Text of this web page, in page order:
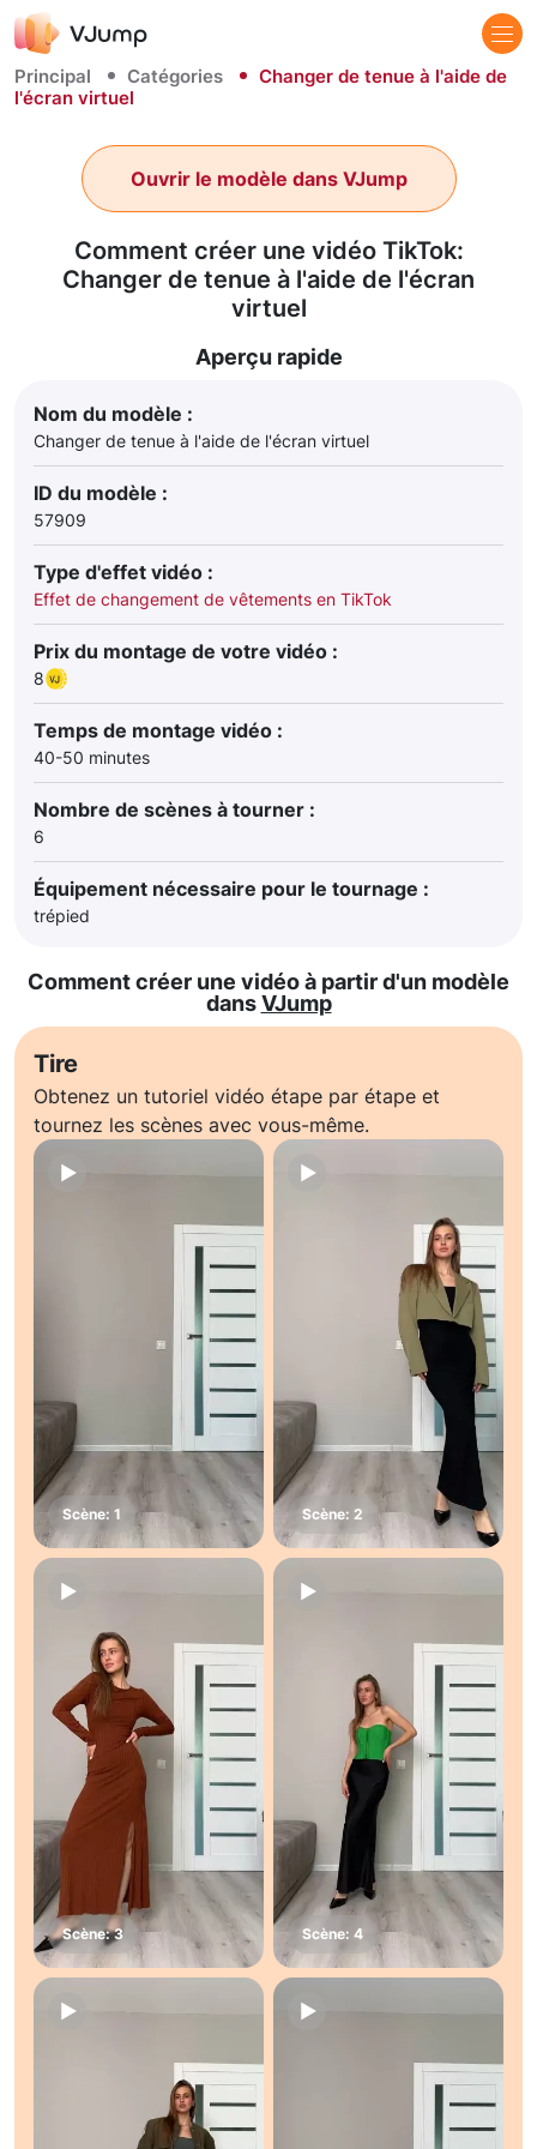
Principal Catégories
Changer de tenue à l'aide de
l'écran virtuel
Comment créer une vidéo TikTok:
Changer de tenue à l'aide de l'écran
virtuel
Ouvrir le modèle dans VJump
Aperçu rapide
Nom du modèle :
Changer de tenue à l'aide de l'écran virtuel
ID du modèle :
57909
Type d'effet vidéo :
Effet de changement de vêtements en TikTok
Prix du montage de votre vidéo :
8
Temps de montage vidéo :
40-50 minutes
Nombre de scènes à tourner :
6
Équipement nécessaire pour le tournage :
trépied
Comment créer une vidéo à partir d'un modèle
dansVJump
Tire
Obtenez un tutoriel vidéo étape par étape et
tournez les scènes avec vous-même.